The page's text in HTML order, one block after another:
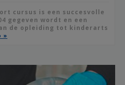
cursus is een succesvolle
gegeven wordt en een
de opleiding tot kinderarts
»